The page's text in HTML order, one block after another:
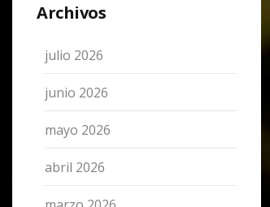
Archivos
julio 2026
junio 2026
mayo 2026
abril 2026